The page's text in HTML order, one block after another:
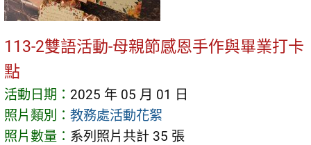
113-2雙語活動-母親節感恩手作與畢業打卡
點
活動日期： 2025 年 05 月 01 日
照片類別： 教務處活動花絮
照片數量： 系列照片共計 35 張